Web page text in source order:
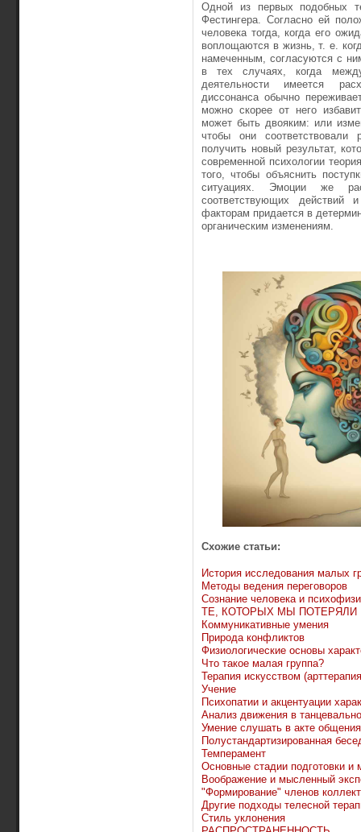
Одной из первых подобных
Фестингера. Согласно ей
человека тогда, когда его
воплощаются в жизнь, т. е.
намеченным, согласуются с
в тех случаях, когда
деятельности имеется
диссонанса обычно
можно скорее от него
может быть двояким: или
чтобы они соответствовали
получить новый результат,
современной психологии
того, чтобы объяснить
ситуациях. Эмоции же
соответствующих
факторам придается в
органическим изменениям.
Схожие статьи:
История исследования малых
Методы ведения переговоров
Сознание человека и
ТЕ, КОТОРЫХ МЫ ПОТЕРЯЛИ
Коммуникативные умения
Природа конфликтов
Физиологические основы
Что такое малая группа?
Терапия искусством
Учение
Психопатии и акцентуации
Анализ движения в
Умение слушать в акте общения
Полустандартизированная
Темперамент
Основные стадии подготовки и
Воображение и мысленный
"Формирование" членов
Другие подходы телесной
Стиль уклонения